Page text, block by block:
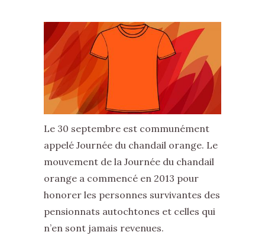
Le 30 septembre est communément
appelé Journée du chandail orange. Le
mouvement de la Journée du chandail
orange a commencé en 2013 pour
honorer les personnes survivantes des
pensionnats autochtones et celles qui
n’en sont jamais revenues.